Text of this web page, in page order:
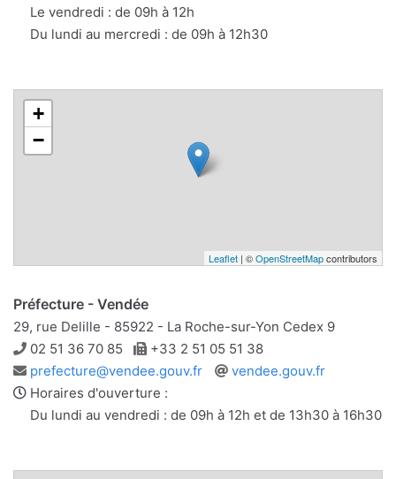
mail
Le vendredi : de 09h à 12h
Du lundi au mercredi : de 09h à 12h30
+
−
Leaflet | ©OpenStreetMapcontributors
Préfecture - Vendée
29, rue Delille - 85922 - La Roche-sur-Yon Cedex 9
Téléphone
02 51 36 70 85 Télécopie
+33 2 51 05 51 38
Adresse
e-
mail
prefecture@vendee.gouv.fr
Site
vendee.gouv.fr
Horaires d'ouverture :
Du lundi au vendredi : de 09h à 12h et de 13h30 à 16h30